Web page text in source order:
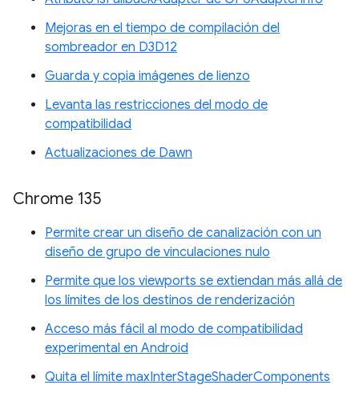
Mejoras en el tiempo de compilación del
sombreador en D3D12
Guarda y copia imágenes de lienzo
Levanta las restricciones del modo de
compatibilidad
Actualizaciones de Dawn
Chrome 135
Permite crear un diseño de canalización con un
diseño de grupo de vinculaciones nulo
Permite que los viewports se extiendan más allá de
los límites de los destinos de renderización
Acceso más fácil al modo de compatibilidad
experimental en Android
Quita el límite maxInterStageShaderComponents